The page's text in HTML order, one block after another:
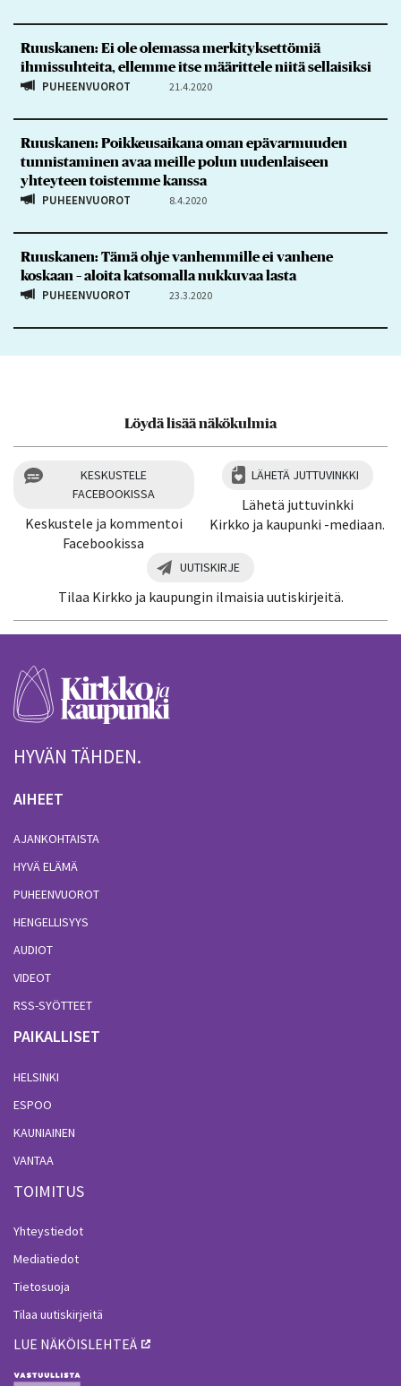
Ruuskanen: Ei ole olemassa merkityksettömiä
ihmissuhteita, ellemme itse määrittele niitä sellaisiksi
PUHEENVUOROT 21.4.2020
Ruuskanen: Poikkeusaikana oman epävarmuuden
tunnistaminen avaa meille polun uudenlaiseen
yhteyteen toistemme kanssa
PUHEENVUOROT 8.4.2020
Ruuskanen: Tämä ohje vanhemmille ei vanhene
koskaan – aloita katsomalla nukkuvaa lasta
PUHEENVUOROT 23.3.2020
Löydä lisää näkökulmia
KESKUSTELE
FACEBOOKISSA
Keskustele ja kommentoi
Facebookissa
LÄHETÄ JUTTUVINKKI
Lähetä juttuvinkki
Kirkko ja kaupunki -mediaan.
UUTISKIRJE
Tilaa Kirkko ja kaupungin ilmaisia uutiskirjeitä.
HYVÄN TÄHDEN.
AIHEET
AJANKOHTAISTA
HYVÄ ELÄMÄ
PUHEENVUOROT
HENGELLISYYS
AUDIOT
VIDEOT
RSS-SYÖTTEET
PAIKALLISET
HELSINKI
ESPOO
KAUNIAINEN
VANTAA
TOIMITUS
Yhteystiedot
Mediatiedot
Tietosuoja
Tilaa uutiskirjeitä
LUE NÄKÖISLEHTEÄ